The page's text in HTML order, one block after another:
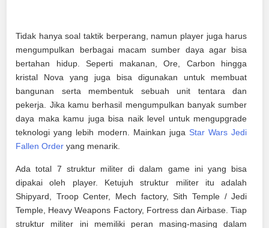
Tidak hanya soal taktik berperang, namun player juga harus
mengumpulkan berbagai macam sumber daya agar bisa
bertahan hidup. Seperti makanan, Ore, Carbon hingga
kristal Nova yang juga bisa digunakan untuk membuat
bangunan serta membentuk sebuah unit tentara dan
pekerja. Jika kamu berhasil mengumpulkan banyak sumber
daya maka kamu juga bisa naik level untuk mengupgrade
teknologi yang lebih modern. Mainkan juga Star Wars Jedi
Fallen Order yang menarik.
Ada total 7 struktur militer di dalam game ini yang bisa
dipakai oleh player. Ketujuh struktur militer itu adalah
Shipyard, Troop Center, Mech factory, Sith Temple / Jedi
Temple, Heavy Weapons Factory, Fortress dan Airbase. Tiap
struktur militer ini memiliki peran masing-masing dalam